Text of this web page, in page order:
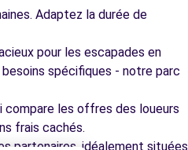
Adaptez la durée de
pour les escapades en
spécifiques - notre parc
compare les offres des loueurs
frais cachés.
partenaires, idéalement situées